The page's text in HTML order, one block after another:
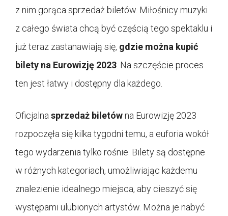
z nim gorąca sprzedaż biletów. Miłośnicy muzyki
z całego świata chcą być częścią tego spektaklu i
już teraz zastanawiają się, gdzie można kupić
bilety na Eurowizję 2023 . Na szczęście proces
ten jest łatwy i dostępny dla każdego.
Oficjalna sprzedaż biletówna Eurowizję 2023
rozpoczęła się kilka tygodni temu, a euforia wokół
tego wydarzenia tylko rośnie. Bilety są dostępne
w różnych kategoriach, umożliwiając każdemu
znalezienie idealnego miejsca, aby cieszyć się
występami ulubionych artystów. Można je nabyć